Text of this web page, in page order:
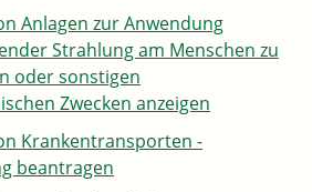
Anlagen zur Anwendung
Strahlung am Menschen zu
oder sonstigen
Zwecken anzeigen
Krankentransporten -
beantragen